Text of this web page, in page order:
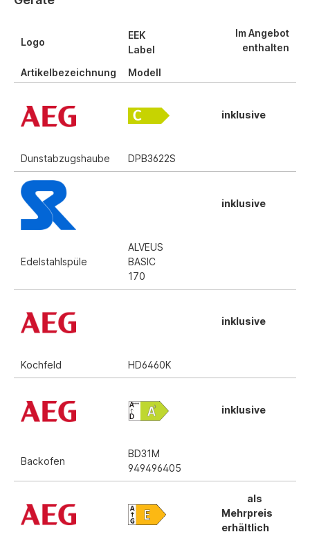
Logo
Artikelbezeichnung Modell
Im Angebot
enthalten
EEK
Label
Dunstabzugshaube DPB3622S
inklusive
Edelstahlspüle
ALVEUS
BASIC
170
inklusive
Kochfeld HD6460K
inklusive
Backofen
BD31M
949496405
inklusive
als
Mehrpreis
erhältlich